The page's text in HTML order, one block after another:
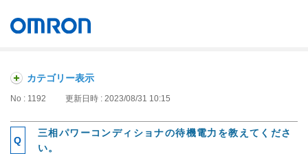
カテゴリー表示
No : 1192 更新日時 : 2023/08/31 10:15
三相パワーコンディショナの待機電力を教えてくださ
い。